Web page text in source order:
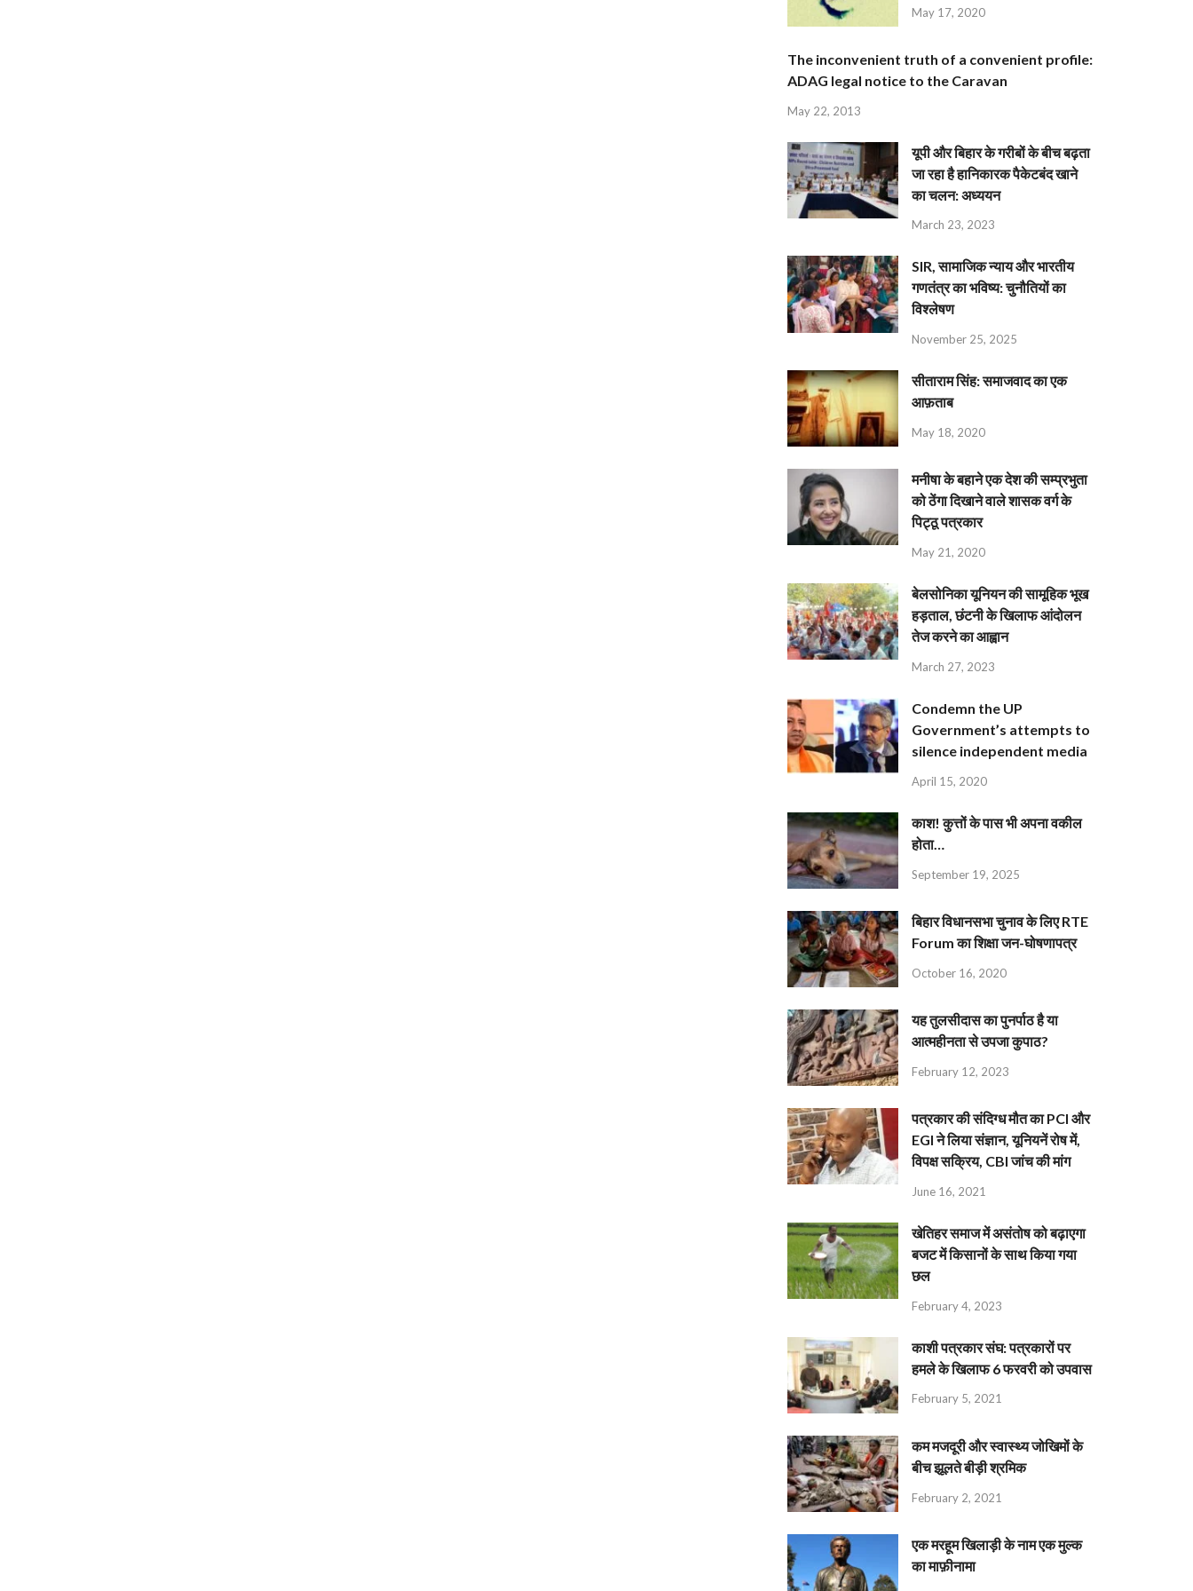
May 17, 2020
The inconvenient truth of a convenient profile:
ADAG legal notice to the Caravan
May 22, 2013
यूपी और बिहार के गरीबों के बीच बढ़ता
जा रहा है हानिकारक पैकेटबंद खाने
का चलन: अध्ययन
March 23, 2023
SIR, सामाजिक न्याय और भारतीय
गणतंत्र का भविष्य: चुनौतियों का
विश्लेषण
November 25, 2025
सीताराम सिंह: समाजवाद का एक
आफ़ताब
May 18, 2020
मनीषा के बहाने एक देश की सम्प्रभुता
को ठेंगा दिखाने वाले शासक वर्ग के
पिट्ठू पत्रकार
May 21, 2020
बेलसोनिका यूनियन की सामूहिक भूख
हड़ताल, छंटनी के खिलाफ आंदोलन
तेज करने का आह्वान
March 27, 2023
Condemn the UP
Government’s attempts to
silence independent media
April 15, 2020
काश! कुत्तों के पास भी अपना वकील
होता…
September 19, 2025
बिहार विधानसभा चुनाव के लिए RTE
Forum का शिक्षा जन-घोषणापत्र
October 16, 2020
यह तुलसीदास का पुनर्पाठ है या
आत्महीनता से उपजा कुपाठ?
February 12, 2023
पत्रकार की संदिग्ध मौत का PCI और
EGI ने लिया संज्ञान, यूनियनें रोष में,
विपक्ष सक्रिय, CBI जांच की मांग
June 16, 2021
खेतिहर समाज में असंतोष को बढ़ाएगा
बजट में किसानों के साथ किया गया
छल
February 4, 2023
काशी पत्रकार संघ: पत्रकारों पर
हमले के खिलाफ 6 फरवरी को उपवास
February 5, 2021
कम मजदूरी और स्वास्थ्य जोखिमों के
बीच झूलते बीड़ी श्रमिक
February 2, 2021
एक मरहूम खिलाड़ी के नाम एक मुल्क
का माफ़ीनामा